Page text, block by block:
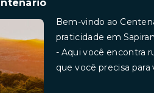
Bem-vindo ao
praticidade em
- Aqui você encontra
que você precisa